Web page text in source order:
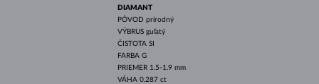
DIAMANT
PÔVOD prírodný
VÝBRUS guľatý
ČISTOTA SI
FARBA G
PRIEMER 1.5-1.9 mm
VÁHA 0.287 ct